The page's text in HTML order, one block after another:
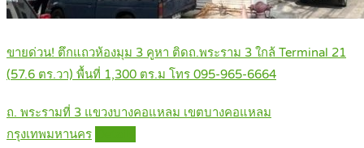
ขายด่วน! ตึกแถวห้องมุม 3 คูหา ติดถ.พระราม 3 ใกล้ Terminal 21
(57.6 ตร.วา) พื้นที่ 1,300 ตร.ม โทร 095-965-6664
ถ. พระรามที่ 3 แขวงบางคอแหลม เขตบางคอแหลม
กรุงเทพมหานคร